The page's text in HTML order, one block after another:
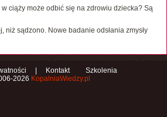
ciąży może odbić się na zdrowiu dziecka? Są
niż sądzono. Nowe badanie odsłania zmysły
Kontakt
Szkolenia
2026 KopalniaWiedzy.pl